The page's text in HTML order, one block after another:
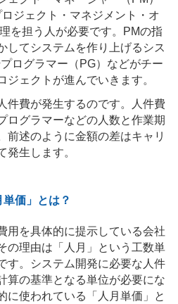
ジェクト・マネジメント・オ
を担う人が必要です。PMの指
してシステムを作り上げるシス
ログラマー（PG）などがチー
ジェクトが進んでいきます。
件費が発生するのです。人件費
ログラマーなどの人数と作業期
前述のように金額の差はキャリ
発生します。
価」とは？
用を具体的に提示している会社
の理由は「人月」という工数単
す。システム開発に必要な人件
算の基準となる単位が必要にな
に使われている「人月単価」と